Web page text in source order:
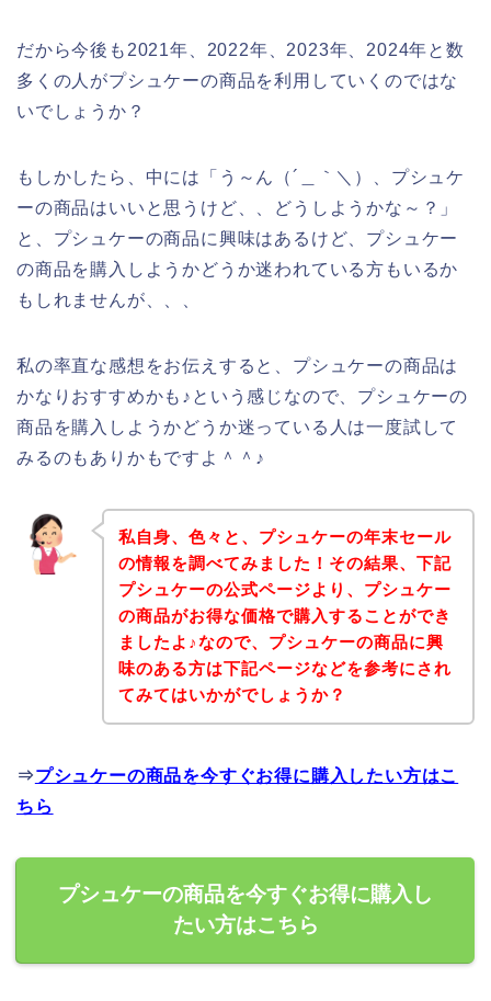
だから今後も2021年、2022年、2023年、2024年と数
多くの人がプシュケーの商品を利用していくのではな
いでしょうか？
もしかしたら、中には「う～ん（´＿｀＼）、プシュケ
ーの商品はいいと思うけど、、どうしようかな～？」
と、プシュケーの商品に興味はあるけど、プシュケー
の商品を購入しようかどうか迷われている方もいるか
もしれませんが、、、
私の率直な感想をお伝えすると、プシュケーの商品は
かなりおすすめかも♪という感じなので、プシュケーの
商品を購入しようかどうか迷っている人は一度試して
みるのもありかもですよ＾＾♪
私自身、色々と、プシュケーの年末セール
の情報を調べてみました！その結果、下記
プシュケーの公式ページより、プシュケー
の商品がお得な価格で購入することができ
ましたよ♪なので、プシュケーの商品に興
味のある方は下記ページなどを参考にされ
てみてはいかがでしょうか？
⇒プシュケーの商品を今すぐお得に購入したい方はこ
ちら
プシュケーの商品を今すぐお得に購入し
たい方はこちら